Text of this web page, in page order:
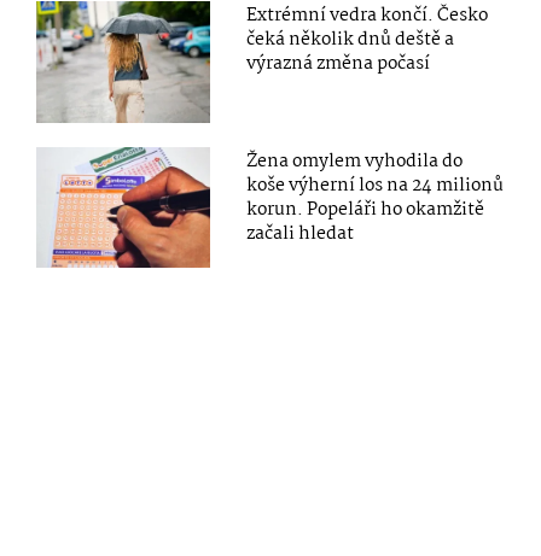
Extrémní vedra končí. Česko
čeká několik dnů deště a
výrazná změna počasí
Žena omylem vyhodila do
koše výherní los na 24 milionů
korun. Popeláři ho okamžitě
začali hledat